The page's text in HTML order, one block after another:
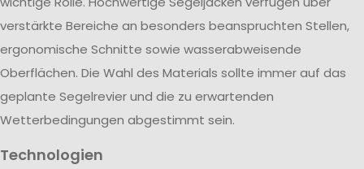
verstärkte Bereiche an besonders beanspruchten Stellen,
ergonomische Schnitte sowie wasserabweisende
Oberflächen. Die Wahl des Materials sollte immer auf das
geplante Segelrevier und die zu erwartenden
Wetterbedingungen abgestimmt sein.
Technologien